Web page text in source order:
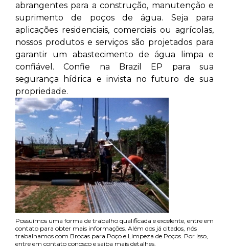
abrangentes para a construção, manutenção e
suprimento de poços de água. Seja para
aplicações residenciais, comerciais ou agrícolas,
nossos produtos e serviços são projetados para
garantir um abastecimento de água limpa e
confiável. Confie na Brazil EP para sua
segurança hídrica e invista no futuro de sua
propriedade.
Possuímos uma forma de trabalho qualificada e excelente, entre em
contato para obter mais informações. Além dos já citados, nós
trabalhamos com Brocas para Poço e Limpeza de Poços. Por isso,
entre em contato conosco e saiba mais detalhes.